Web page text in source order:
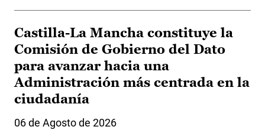
Castilla-La Mancha constituye la
Comisión de Gobierno del Dato
para avanzar hacia una
Administración más centrada en la
ciudadanía
06 de Agosto de 2026